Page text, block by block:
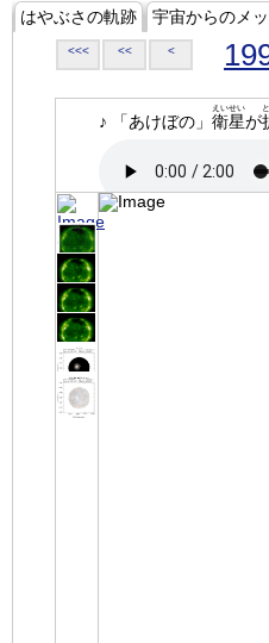
はやぶさの軌跡 宇宙からのメ
<<< << <
♪ 「あけぼの」 衛星
えいせい
が